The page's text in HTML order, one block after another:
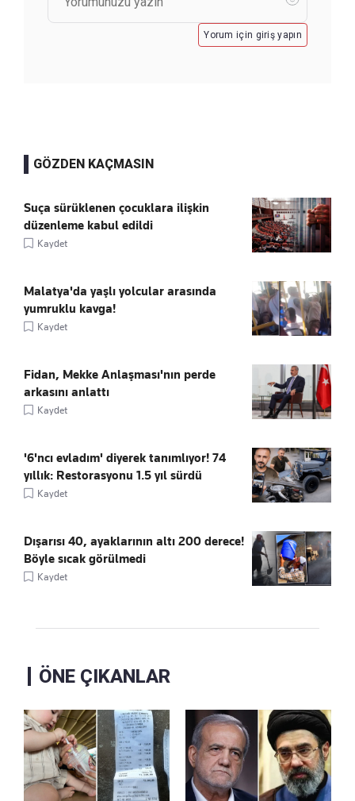
Yorum için giriş yapın
GÖZDEN KAÇMASIN
Suça sürüklenen çocuklara ilişkin
düzenleme kabul edildi
Kaydet
Malatya'da yaşlı yolcular arasında
yumruklu kavga!
Kaydet
Fidan, Mekke Anlaşması'nın perde
arkasını anlattı
Kaydet
'6'ncı evladım' diyerek tanımlıyor! 74
yıllık: Restorasyonu 1.5 yıl sürdü
Kaydet
Dışarısı 40, ayaklarının altı 200 derece!
Böyle sıcak görülmedi
Kaydet
ÖNE ÇIKANLAR